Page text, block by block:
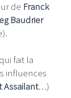
de Franck
Baudrier
fait la
influences
Assailant…)